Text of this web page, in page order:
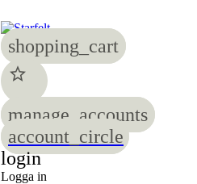
shopping_cart
star
manage_accounts
account_circle
login
Logga in